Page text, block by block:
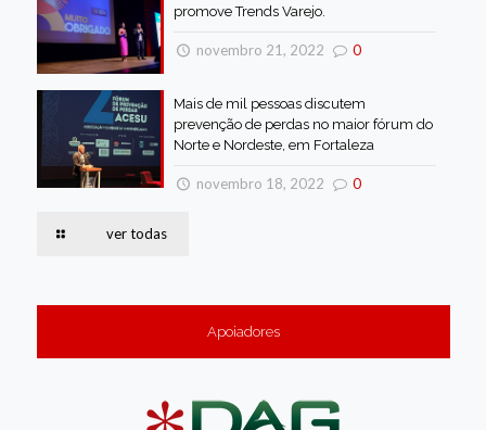
promove Trends Varejo.
novembro 21, 2022 0
Mais de mil pessoas discutem
prevenção de perdas no maior fórum do
Norte e Nordeste, em Fortaleza
novembro 18, 2022 0
ver todas
Apoiadores